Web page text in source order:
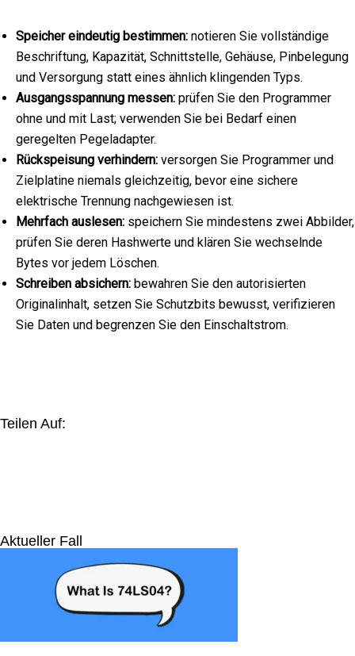
Speicher eindeutig bestimmen: notieren Sie vollständige
Beschriftung, Kapazität, Schnittstelle, Gehäuse, Pinbelegung
und Versorgung statt eines ähnlich klingenden Typs.
Ausgangsspannung messen: prüfen Sie den Programmer
ohne und mit Last; verwenden Sie bei Bedarf einen
geregelten Pegeladapter.
Rückspeisung verhindern: versorgen Sie Programmer und
Zielplatine niemals gleichzeitig, bevor eine sichere
elektrische Trennung nachgewiesen ist.
Mehrfach auslesen: speichern Sie mindestens zwei Abbilder,
prüfen Sie deren Hashwerte und klären Sie wechselnde
Bytes vor jedem Löschen.
Schreiben absichern: bewahren Sie den autorisierten
Originalinhalt, setzen Sie Schutzbits bewusst, verifizieren
Sie Daten und begrenzen Sie den Einschaltstrom.
Teilen Auf:
Aktueller Fall